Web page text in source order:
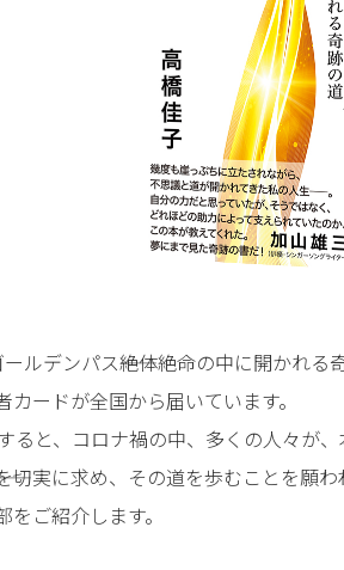
ルデンパス――絶体絶命の中に開かれ
カードが全国から届いています。
ると、コロナ禍の中、多くの人々が、
を切実に求め、その道を歩むことを願
ご紹介します。